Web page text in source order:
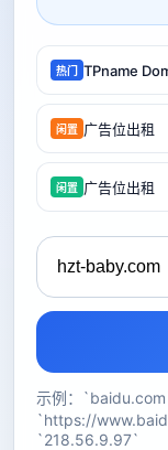
热门 TPname
闲置 广告位出租
闲置 广告位出租
示例：
`https://
`218.56.9.97`